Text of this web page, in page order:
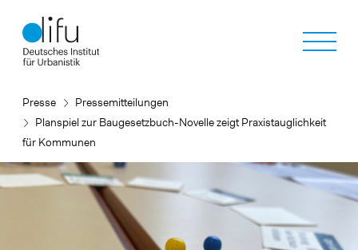
zum
Inhalt
Presse
Pressemitteilungen
Planspiel zur Baugesetzbuch-Novelle zeigt Praxistauglichkeit
für Kommunen